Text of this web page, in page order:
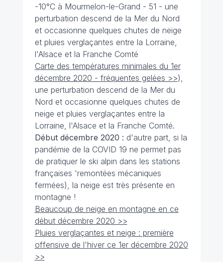
-10°C à Mourmelon-le-Grand - 51 - une
perturbation descend de la Mer du Nord
et occasionne quelques chutes de neige
et pluies verglaçantes entre la Lorraine,
l'Alsace et la Franche Comté
Carte des températures minimales du 1er
décembre 2020 - fréquentes gelées >>),
une perturbation descend de la Mer du
Nord et occasionne quelques chutes de
neige et pluies verglaçantes entre la
Lorraine, l'Alsace et la Franche Comté.
Début décembre 2020 : d'autre part, si la
pandémie de la COVID 19 ne permet pas
de pratiquer le ski alpin dans les stations
françaises 'remontées mécaniques
fermées), la neige est très présente en
montagne !
Beaucoup de neige en montagne en ce
début décembre 2020 >>
Pluies verglaçantes et neige : première
offensive de l'hiver ce 1er décembre 2020
>>